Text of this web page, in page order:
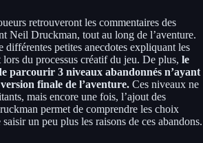
retrouveront les commentaires des
Neil Druckman, tout au long de l’aventure.
différentes petites anecdotes expliquant les
du processus créatif du jeu. De plus, le
parcourir 3 niveaux abandonnés n’ayant
finale de l’aventure. Ces niveaux ne
mais encore une fois, l’ajout des
permet de comprendre les choix
un peu plus les raisons de ces abandons.